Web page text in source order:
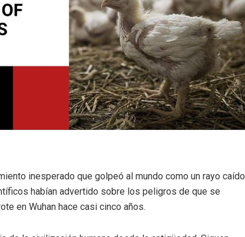
inesperado que golpeó al mundo como un rayo caído
habían advertido sobre los peligros de que se
en Wuhan hace casi cinco años.